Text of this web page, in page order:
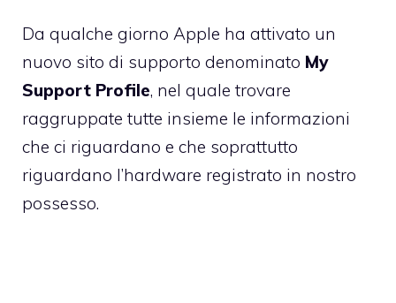
Da qualche giorno Apple ha attivato un
nuovo sito di supporto denominato My
Support Profile, nel quale trovare
raggruppate tutte insieme le informazioni
che ci riguardano e che soprattutto
riguardano l’hardware registrato in nostro
possesso.